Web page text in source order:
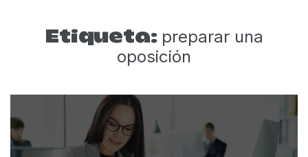
Etiqueta: preparar una
oposición